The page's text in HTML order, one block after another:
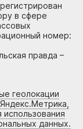
в сфере
номер:
правда –
геолокации
данных.